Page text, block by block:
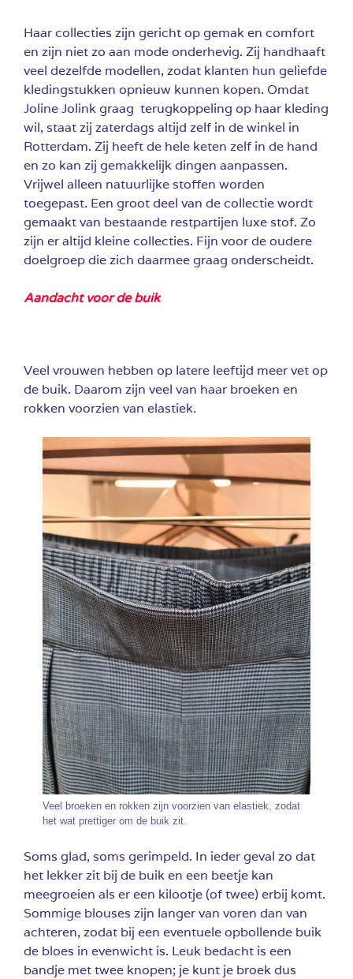
Haar collecties zijn gericht op gemak en comfort
en zijn niet zo aan mode onderhevig. Zij handhaaft
veel dezelfde modellen, zodat klanten hun geliefde
kledingstukken opnieuw kunnen kopen. Omdat
Joline Jolink graag terugkoppeling op haar kleding
wil, staat zij zaterdags altijd zelf in de winkel in
Rotterdam. Zij heeft de hele keten zelf in de hand
en zo kan zij gemakkelijk dingen aanpassen.
Vrijwel alleen natuurlijke stoffen worden
toegepast. Een groot deel van de collectie wordt
gemaakt van bestaande restpartijen luxe stof. Zo
zijn er altijd kleine collecties. Fijn voor de oudere
doelgroep die zich daarmee graag onderscheidt.
Aandacht voor de buik
Veel vrouwen hebben op latere leeftijd meer vet op
de buik. Daarom zijn veel van haar broeken en
rokken voorzien van elastiek.
Veel broeken en rokken zijn voorzien van elastiek, zodat
het wat prettiger om de buik zit.
Soms glad, soms gerimpeld. In ieder geval zo dat
het lekker zit bij de buik en een beetje kan
meegroeien als er een kilootje (of twee) erbij komt.
Sommige blouses zijn langer van voren dan van
achteren, zodat bij een eventuele opbollende buik
de bloes in evenwicht is. Leuk bedacht is een
bandje met twee knopen; je kunt je broek dus